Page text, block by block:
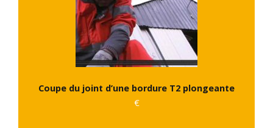
Coupe du joint d’une bordure T2 plongeante
€